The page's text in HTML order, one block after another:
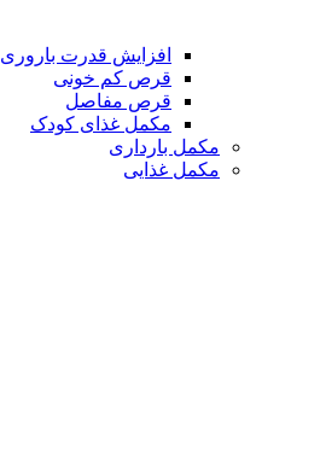
افزایش قدرت باروری
قرص کم خونی
قرص مفاصل
مکمل غذای کودک
مکمل بارداری
مکمل غذایی